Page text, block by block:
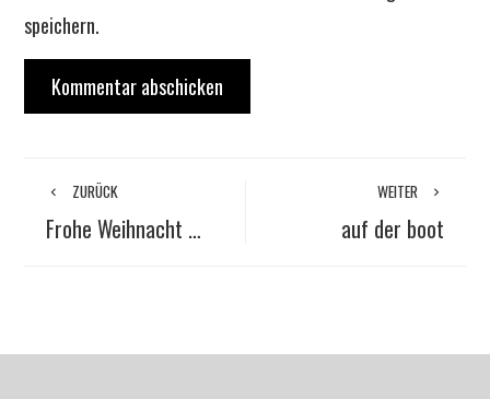
speichern.
ZURÜCK
Frohe Weihnacht …
WEITER
auf der boot